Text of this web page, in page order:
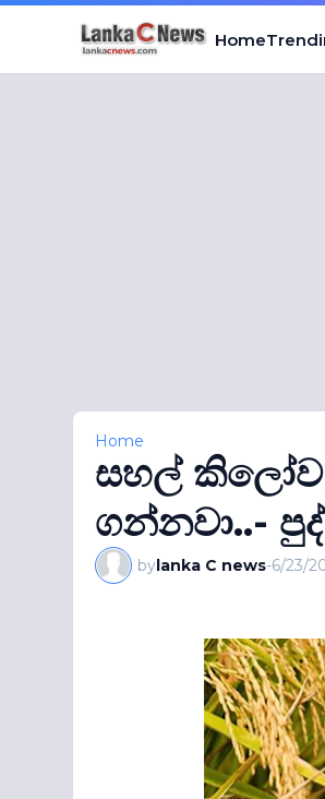
Home
Home
සහල් කිලෝව
ගන්නවා..-
bylanka C news-6/23/